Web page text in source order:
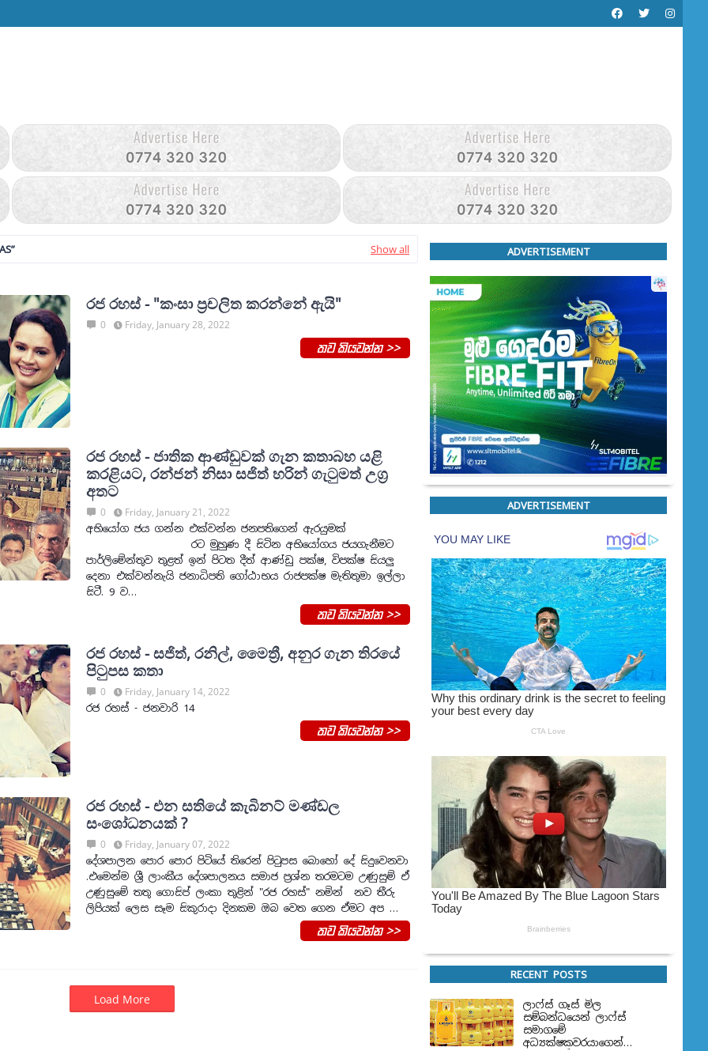
Show all
රජ රහස් - "කංසා ප්‍රචලිත කරන්නේ ඇයි"
0 Friday, January 28, 2022
තව කියවන්න >>
රජ රහස් - ජාතික ආණ්ඩුවක් ගැන කතාබහ යළි
කරළියට, රන්ජන් නිසා සජිත් හරින් ගැටුමත් උග්‍ර
අතට
0
Friday, January 21, 2022
අභියෝග ජය ගන්න එක්වන්න ජනපතිගෙන් ඇරයුමක්
රට මුහුණ දී සිටින අභියෝගය ජයගැනීමට
පාර්ලිමේන්තුව තුළත් ඉන් පිටත දීත් ආණ්ඩු පක්ෂ, විපක්ෂ සියලු
දෙනා එක්වන්නැයි ජනාධිපති ගෝඨාභය රාජපක්ෂ මැතිතුමා ඉල්ලා
සිටී. 9 ව…
තව කියවන්න >>
රජ රහස් - සජිත්, රනිල්, මෛත්‍රී, අනුර ගැන තිරයේ
පි‍ටුපස කතා
0
Friday, January 14, 2022
රජ රහස් - ජනවාරි 14
තව කියවන්න >>
රජ රහස් - එන සතියේ කැබිනට් මණ්ඩල
සංශෝධනයක් ?
0
Friday, January 07, 2022
දේශපාලන පොර පොර පිටියේ තිරෙන් පිටුපස බොහෝ දේ සිදුවෙනවා
.එමෙන්ම ශ්‍රී ලාංකීය දේශපාලනය සමාජ ප්‍රශ්න තරමටම උණුසුම් ඒ
උණුසුමේ තතු ගොසිප් ලංකා තුළින් "රජ රහස්" නමින් නව තීරු
ලිපියක් ලෙස සෑම සිකුරාදා දිනකම ඔබ වෙත ගෙන ඒමට අප …
තව කියවන්න >>
Load More
ADVERTISEMENT
ADVERTISEMENT
RECENT POSTS
ලාෆ්ස් ගෑස් මිල
සම්බන්ධයෙන් ලාෆ්ස්
සමාගමේ
අධ්‍යක්ෂකවරයාගෙන්